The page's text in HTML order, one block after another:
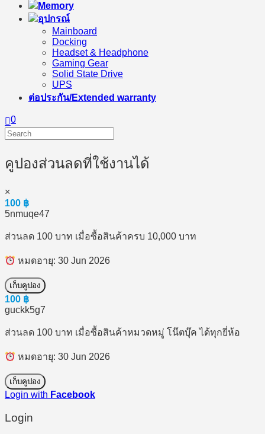
Memory
อุปกรณ์
Mainboard
Docking
Headset & Headphone
Gaming Gear
Solid State Drive
UPS
ต่อประกัน/Extended warranty
0
คูปองส่วนลดที่ใช้งานได้
×
100 ฿
5nmuqe47
ส่วนลด 100 บาท เมื่อซื้อสินค้าครบ 10,000 บาท
หมดอายุ: 30 Jun 2026
เก็บคูปอง
100 ฿
guckk5g7
ส่วนลด 100 บาท เมื่อซื้อสินค้าหมวดหมู่ โน๊ตบุ๊ค ได้ทุกยี่ห้อ
หมดอายุ: 30 Jun 2026
เก็บคูปอง
Login with Facebook
Login